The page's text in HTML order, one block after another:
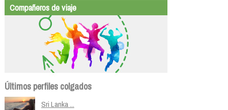
Compañeros de viaje
Últimos perfiles colgados
Sri Lanka ...